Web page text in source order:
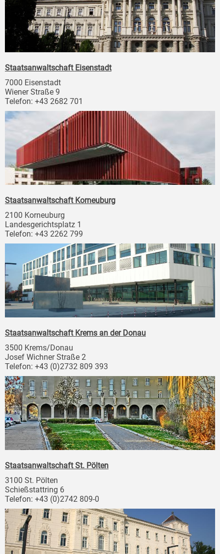
Staatsanwaltschaft Eisenstadt
7000 Eisenstadt
Wiener Straße 9
Telefon: +43 2682 701
Staatsanwaltschaft Korneuburg
2100 Korneuburg
Landesgerichtsplatz 1
Telefon: +43 2262 799
Staatsanwaltschaft Krems an der Donau
3500 Krems/Donau
Josef Wichner Straße 2
Telefon: +43 (0)2732 809 393
Staatsanwaltschaft St. Pölten
3100 St. Pölten
Schießstattring 6
Telefon: +43 (0)2742 809-0